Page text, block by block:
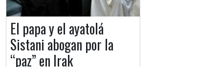
El papa y el ayatolá
Sistani abogan por la
“paz” en Irak